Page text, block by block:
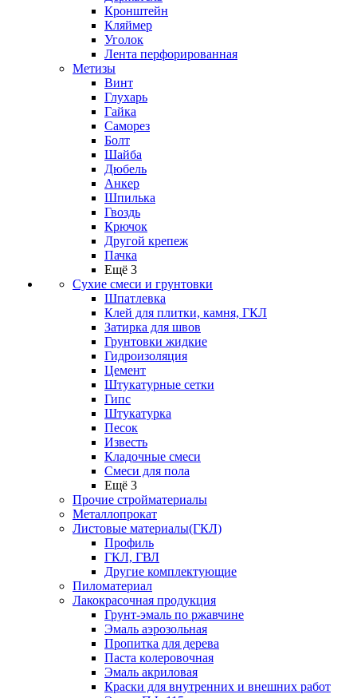
Кронштейн
Кляймер
Уголок
Лента перфорированная
Метизы
Винт
Глухарь
Гайка
Саморез
Болт
Шайба
Дюбель
Анкер
Шпилька
Гвоздь
Крючок
Другой крепеж
Пачка
Ещё 3
Сухие смеси и грунтовки
Шпатлевка
Клей для плитки, камня, ГКЛ
Затирка для швов
Грунтовки жидкие
Гидроизоляция
Цемент
Штукатурные сетки
Гипс
Штукатурка
Песок
Известь
Кладочные смеси
Смеси для пола
Ещё 3
Прочие стройматериалы
Металлопрокат
Листовые материалы(ГКЛ)
Профиль
ГКЛ, ГВЛ
Другие комплектующие
Пиломатериал
Лакокрасочная продукция
Грунт-эмаль по ржавчине
Эмаль аэрозольная
Пропитка для дерева
Паста колеровочная
Эмаль акриловая
Краски для внутренних и внешних работ